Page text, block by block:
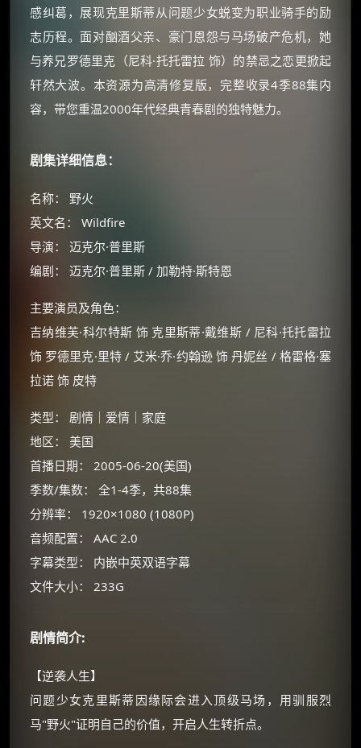
感纠葛，展现克里斯蒂从问题少女蜕变为职业骑手的励
志历程。面对酗酒父亲、豪门恩怨与马场破产危机，她
与养兄罗德里克（尼科·托托雷拉 饰）的禁忌之恋更掀起
轩然大波。本资源为高清修复版，完整收录4季88集内
容，带您重温2000年代经典青春剧的独特魅力。
剧集详细信息：
名称： 野火
英文名： Wildfire
导演： 迈克尔·普里斯
编剧： 迈克尔·普里斯 / 加勒特·斯特恩
主要演员及角色：
吉纳维芙·科尔特斯 饰 克里斯蒂·戴维斯 / 尼科·托托雷拉
饰 罗德里克·里特 / 艾米·乔·约翰逊 饰 丹妮丝 / 格雷格·塞
拉诺 饰 皮特
类型： 剧情｜爱情｜家庭
地区： 美国
首播日期： 2005-06-20(美国)
季数/集数： 全1-4季，共88集
分辨率： 1920×1080 (1080P)
音频配置： AAC 2.0
字幕类型： 内嵌中英双语字幕
文件大小： 233G
剧情简介:
【逆袭人生】
问题少女克里斯蒂因缘际会进入顶级马场，用驯服烈
马"野火"证明自己的价值，开启人生转折点。
☕
还有支付宝现金红包、外卖红包、
优惠券、活动红包，每日可领。